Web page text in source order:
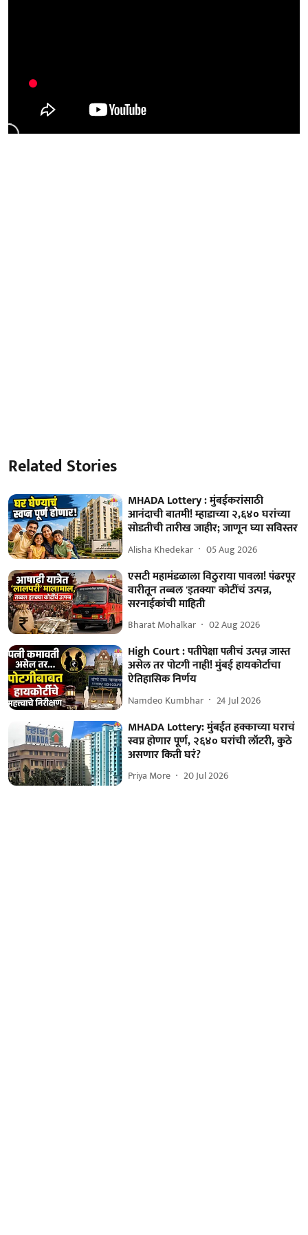
Related Stories
MHADA Lottery : मुंबईकरांसाठी
आनंदाची बातमी! म्हाडाच्या २,६४० घरांच्या
सोडतीची तारीख जाहीर; जाणून घ्या सविस्तर
Alisha Khedekar 05 Aug 2026
एसटी महामंडळाला विठुराया पावला! पंढरपूर
वारीतून तब्बल 'इतक्या' कोटींचं उत्पन्न,
सरनाईकांची माहिती
Bharat Mohalkar 02 Aug 2026
High Court : पतीपेक्षा पत्नीचं उत्पन्न जास्त
असेल तर पोटगी नाही! मुंबई हायकोर्टाचा
ऐतिहासिक निर्णय
Namdeo Kumbhar 24 Jul 2026
MHADA Lottery: मुंबईत हक्काच्या घराचं
स्वप्न होणार पूर्ण, २६४० घरांची लॉटरी, कुठे
असणार किती घरं?
Priya More 20 Jul 2026